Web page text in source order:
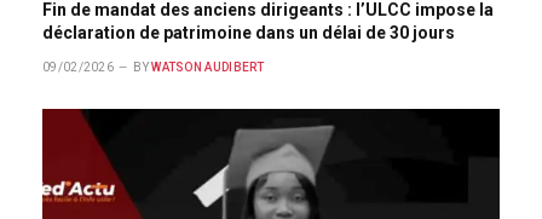
Fin de mandat des anciens dirigeants : l’ULCC impose la
déclaration de patrimoine dans un délai de 30 jours
09/02/2026 BY WATSON AUDIBERT